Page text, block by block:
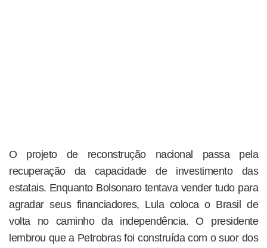
O projeto de reconstrução nacional passa pela
recuperação da capacidade de investimento das
estatais. Enquanto Bolsonaro tentava vender tudo para
agradar seus financiadores, Lula coloca o Brasil de
volta no caminho da independência. O presidente
lembrou que a Petrobras foi construída com o suor dos